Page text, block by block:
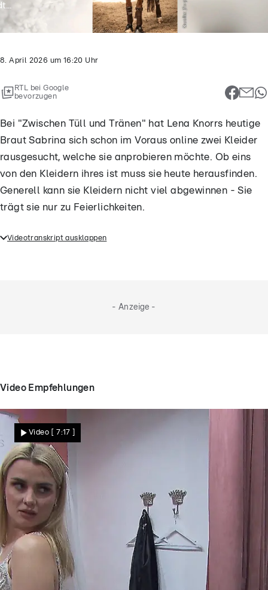
8. April 2026 um 16:20 Uhr
RTL bei Google
bevorzugen
Bei "Zwischen Tüll und Tränen" hat Lena Knorrs heutige
Braut Sabrina sich schon im Voraus online zwei Kleider
rausgesucht, welche sie anprobieren möchte. Ob eins
von den Kleidern ihres ist muss sie heute herausfinden.
Generell kann sie Kleidern nicht viel abgewinnen - Sie
trägt sie nur zu Feierlichkeiten.
Bei "Zwischen Tüll und Tränen" hat Lena Knorrs
heute herausfinden. Generell kann sie Kleidern nicht
Videotranskript ausklappen
- Anzeige -
Video Empfehlungen
Video [ 7:17 ]